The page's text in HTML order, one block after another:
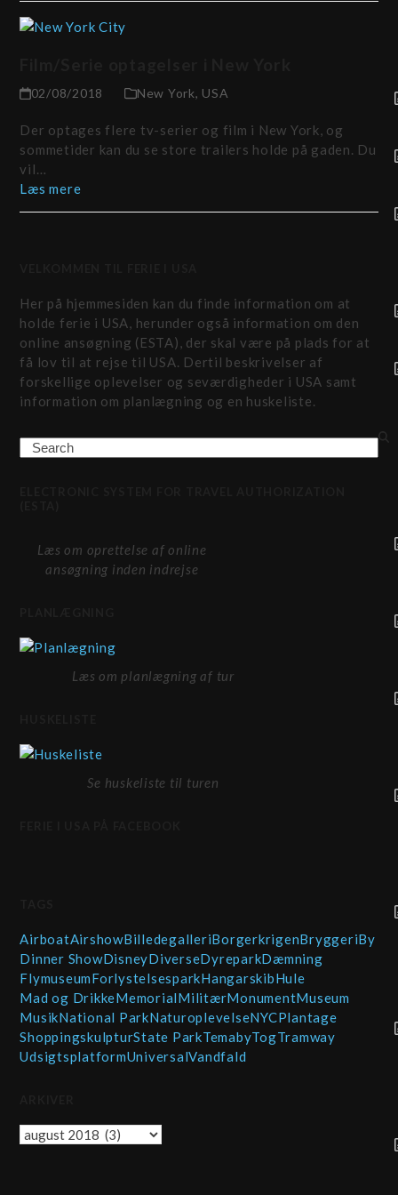
02/08/2018 New York, USA
Der optages flere tv-serier og film i New York, og
sommetider kan du se store trailers holde på gaden. Du
vil…
Læs mere
Her på hjemmesiden kan du finde information om at
holde ferie i USA, herunder også information om den
online ansøgning (ESTA), der skal være på plads for at
få lov til at rejse til USA. Dertil beskrivelser af
forskellige oplevelser og seværdigheder i USA samt
information om planlægning og en huskeliste.
Search
Læs om oprettelse af online
ansøgning inden indrejse
Læs om planlægning af tur
Se huskeliste til turen
AirboatAirshowBilledegalleriBorgerkrigenBryggeriBy
Dinner ShowDisneyDiverseDyreparkDæmning
FlymuseumForlystelsesparkHangarskibHule
Mad og DrikkeMemorialMilitærMonumentMuseum
MusikNational ParkNaturoplevelseNYCPlantage
ShoppingskulpturState ParkTemabyTogTramway
UdsigtsplatformUniversalVandfald
Arkiver